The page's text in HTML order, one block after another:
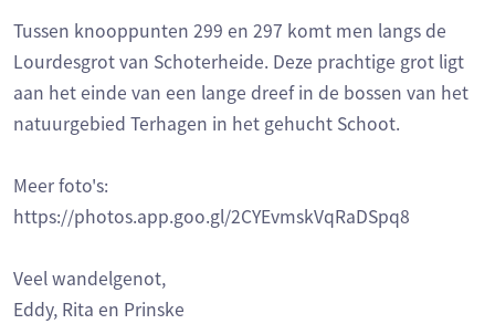
Tussen knooppunten 299 en 297 komt men langs de
Lourdesgrot van Schoterheide. Deze prachtige grot ligt
aan het einde van een lange dreef in de bossen van het
natuurgebied Terhagen in het gehucht Schoot.
Meer foto's:
https://photos.app.goo.gl/2CYEvmskVqRaDSpq8
Veel wandelgenot,
Eddy, Rita en Prinske